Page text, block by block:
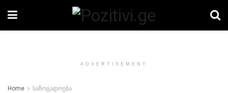
ADVERTISEMENT
Home საზოგადოება